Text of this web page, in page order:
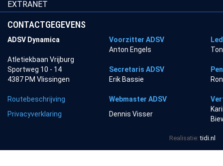
EXTRANET
CONTACTGEGEVENS
ADSV Dynamica Voorzitter ADSV
Anton Engels
Atletiekbaan Vrijburg
Sportweg 10 - 14
Secretaris ADSV
4387 PM Vlissingen
Erik Bassie
Routebeschrijving Webmaster ADSV
Privacyverklaring
Dennis Visser
Realisatie:tidi.nl